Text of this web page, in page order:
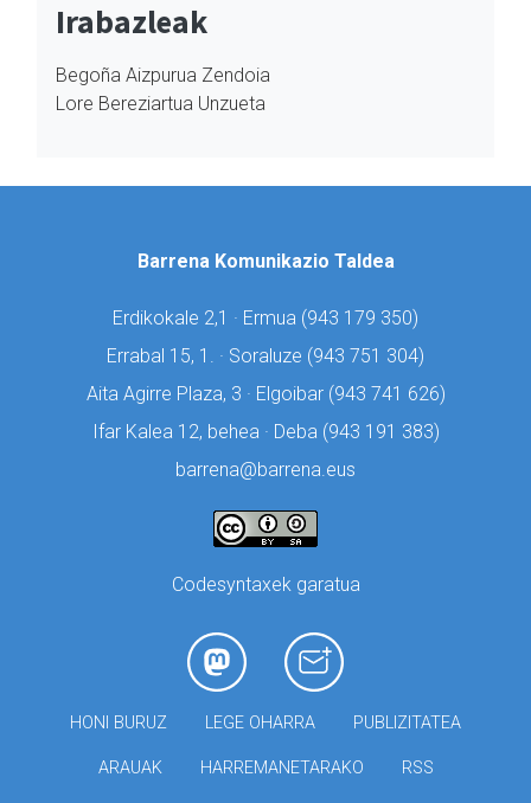
Irabazleak
Begoña Aizpurua Zendoia
Lore Bereziartua Unzueta
Barrena Komunikazio Taldea
Erdikokale 2,1 · Ermua (943 179 350)
Errabal 15, 1. · Soraluze (943 751 304)
Aita Agirre Plaza, 3 · Elgoibar (943 741 626)
Ifar Kalea 12, behea · Deba (943 191 383)
barrena@barrena.eus
Codesyntaxek garatua
HONI BURUZ LEGE OHARRA PUBLIZITATEA
ARAUAK HARREMANETARAKO RSS